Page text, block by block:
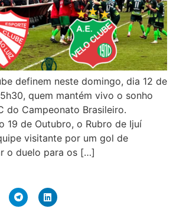
definem neste domingo, dia 12 de
quem mantém vivo o sonho
do Campeonato Brasileiro.
19 de Outubro, o Rubro de Ijuí
visitante por um gol de
o duelo para os […]
Clique
para
Clique
para